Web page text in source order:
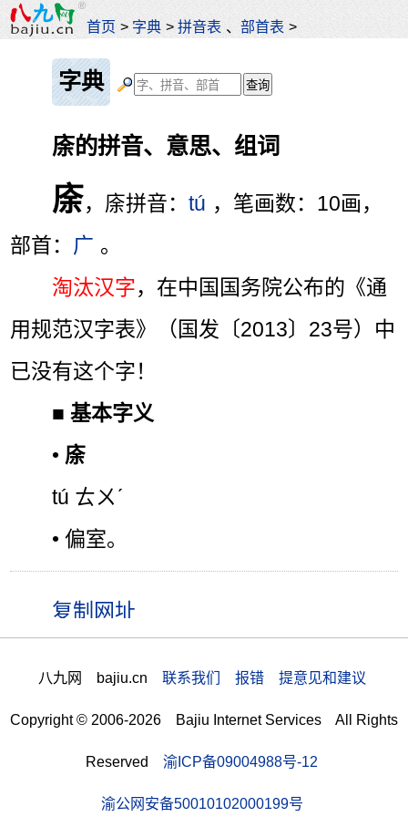
首页 > 字典 >拼音表 、部首表 >
字典
庩的拼音、意思、组词
庩，庩拼音：tú ，笔画数：10画，
部首： 广 。
淘汰汉字，在中国国务院公布的《通
用规范汉字表》（国发〔2013〕23号）中
已没有这个字！
■基本字义
• 庩
tú ㄊㄨˊ
• 偏室。
八九网 bajiu.cn 联系我们 报错 提意见和建议
Copyright © 2006-2026 Bajiu Internet Services All Rights
Reserved 渝ICP备09004988号-12
渝公网安备50010102000199号